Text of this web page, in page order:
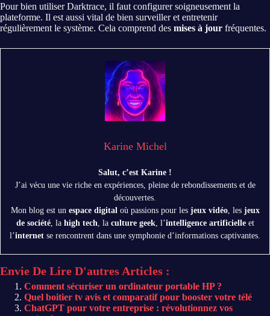
Pour bien utiliser Darktrace, il faut configurer soigneusement la
plateforme. Il est aussi vital de bien surveiller et entretenir
régulièrement le système. Cela comprend des mises à jour fréquentes.
Karine Michel
Salut, c’est Karine !
J’ai vécu une vie riche en expériences, pleine de rebondissements et de
découvertes.
Mon blog est un espace digital où passions pour les jeux vidéo, les jeux
de société, la high tech , la culture geek, l’intelligence artificielleet
l’internet se rencontrent dans une symphonie d’informations captivantes.
Envie De Lire D'autres Articles :
Comment sécuriser un ordinateur portable HP ?
Quel boitier tv avis et comparatif pour booster votre télé
ChatGPT pour votre entreprise : révolutionnez vos